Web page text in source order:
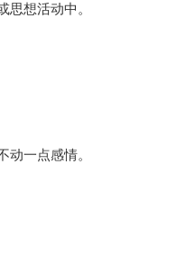
思想活动中。
动一点感情。